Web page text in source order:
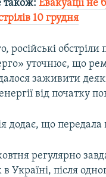
також:Евакуації не
10 грудня
російські
уточнює, що
заживити
від початку
додає, що передала
регулярно
в Україні, після